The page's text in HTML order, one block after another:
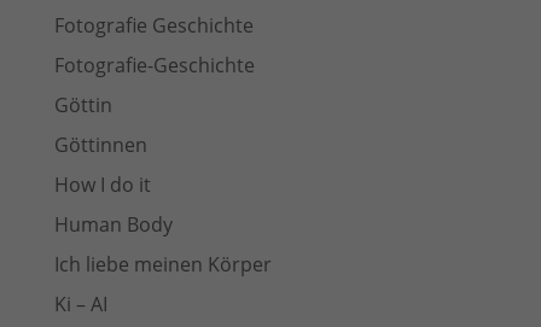
Fotografie Geschichte
Fotografie-Geschichte
Göttin
Göttinnen
How I do it
Human Body
Ich liebe meinen Körper
Ki – AI